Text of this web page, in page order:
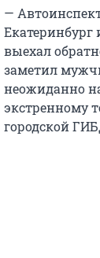
—
Екатеринбург
выехал
заметил
неожиданно
экстренному
городской